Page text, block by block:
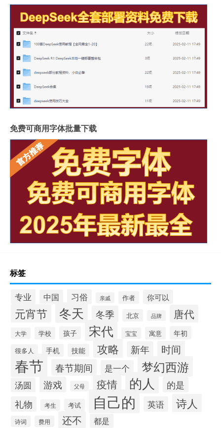
免费可商用字体批量下载
标签
专业 中国 习俗 亲戚 作者 你可以
元宵节 冬天 冬季 北京 品牌 唐代
大学 学校 孩子 宋代 宝宝 寓意 年初
很多人 手机 技能 攻略 新年 时间
春节 春节期间 是一个 梦幻西游
汤圆 游戏 父母 疫情 的人 的是
礼物 考生 考试 自己的 英语 诗人
诗词 费用 还不 都是